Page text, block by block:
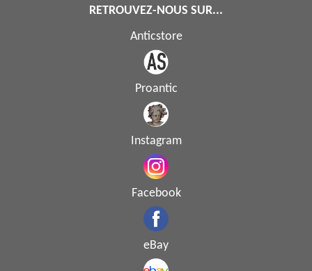
RETROUVEZ-NOUS SUR...
Anticstore
Proantic
Instagram
Facebook
eBay